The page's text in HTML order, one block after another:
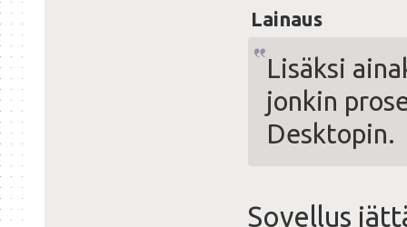
Lainaus
Lisäksi
jonkin
Desktopin.
Sovellus